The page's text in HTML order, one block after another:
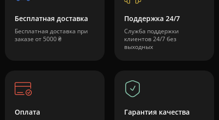
Бесплатная доставка
Бесплатная доставка при
заказе от 5000 ₴
Поддержка 24/7
Служба поддержки
клиентов 24/7 без
выходных
Оплата Гарантия качества